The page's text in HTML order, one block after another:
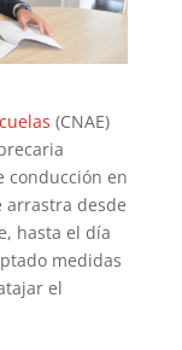
(CNAE)
conducción en
arrastra desde
hasta el día
medidas
el